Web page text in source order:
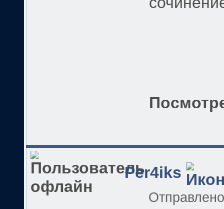
Per4iks